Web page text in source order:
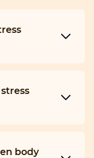
body